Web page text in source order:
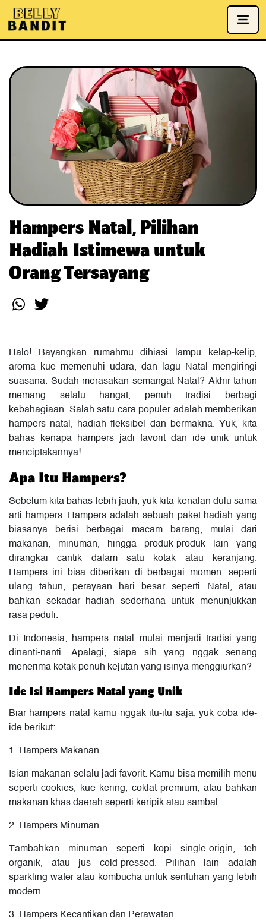
Hampers Natal, Pilihan
Hadiah Istimewa untuk
Orang Tersayang
Halo! Bayangkan rumahmu dihiasi lampu kelap-kelip,
aroma kue memenuhi udara, dan lagu Natal mengiringi
suasana. Sudah merasakan semangat Natal? Akhir tahun
memang selalu hangat, penuh tradisi berbagi
kebahagiaan. Salah satu cara populer adalah memberikan
hampers natal, hadiah fleksibel dan bermakna. Yuk, kita
bahas kenapa hampers jadi favorit dan ide unik untuk
menciptakannya!
Apa Itu Hampers?
Sebelum kita bahas lebih jauh, yuk kita kenalan dulu sama
arti hampers. Hampers adalah sebuah paket hadiah yang
biasanya berisi berbagai macam barang, mulai dari
makanan, minuman, hingga produk-produk lain yang
dirangkai cantik dalam satu kotak atau keranjang.
Hampers ini bisa diberikan di berbagai momen, seperti
ulang tahun, perayaan hari besar seperti Natal, atau
bahkan sekadar hadiah sederhana untuk menunjukkan
rasa peduli.
Di Indonesia, hampers natal mulai menjadi tradisi yang
dinanti-nanti. Apalagi, siapa sih yang nggak senang
menerima kotak penuh kejutan yang isinya menggiurkan?
Ide Isi Hampers Natal yang Unik
Biar hampers natal kamu nggak itu-itu saja, yuk coba ide-
ide berikut:
1. Hampers Makanan
Isian makanan selalu jadi favorit. Kamu bisa memilih menu
seperti cookies, kue kering, coklat premium, atau bahkan
makanan khas daerah seperti keripik atau sambal.
2. Hampers Minuman
Tambahkan minuman seperti kopi single-origin, teh
organik, atau jus cold-pressed. Pilihan lain adalah
sparkling water atau kombucha untuk sentuhan yang lebih
modern.
3. Hampers Kecantikan dan Perawatan